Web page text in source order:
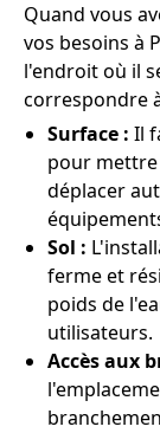
Quand vous
vos besoins à
l'endroit où il
correspondre
Surface : Il
pour mettre
déplacer
Sol :
ferme et
poids de
utilisateurs.
Accès aux